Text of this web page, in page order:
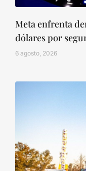
Meta enfrenta
dólares por
6 agosto, 2026